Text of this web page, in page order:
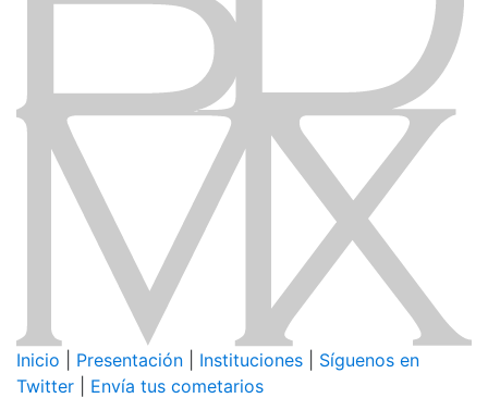
Inicio Presentación Instituciones
Síguenos en
Twitter
Envía tus cometarios